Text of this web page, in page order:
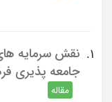
1.
نقش سرمایه
جامعه پذیری
مقاله